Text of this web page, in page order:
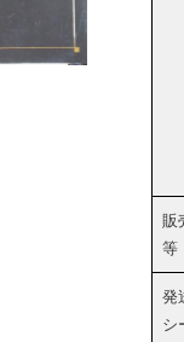
販
等
発
シ